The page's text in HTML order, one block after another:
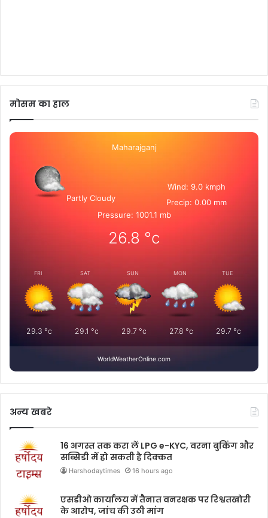
मोसम का हाल
Maharajganj
Partly Cloudy
Wind: 9.0 kmph
Precip: 0.00 mm
Pressure: 1001.1 mb
26.8 °c
FRI
29.3 °c
SAT
29.1 °c
SUN
29.7°c
MON
27.8 °c
TUE
29.7 °c
WorldWeatherOnline.com
अन्य खबरे
16 अगस्त तक करा लें LPG e-KYC, वरना बुकिंग और
सब्सिडी में हो सकती है दिक्कत
Harshodaytimes 16 hours ago
एसडीओ कार्यालय में तैनात वनरक्षक पर रिश्वतखोरी
के आरोप, जांच की उठी मांग